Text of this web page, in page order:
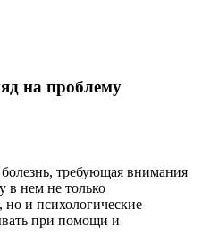
на проблему
требующая внимания
в нем не только
но и психологические
при помощи и